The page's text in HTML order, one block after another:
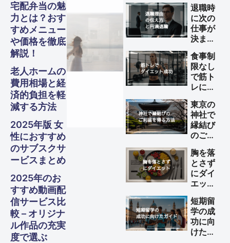
宅配弁当の魅
力とは？おす
すめメニュー
や価格を徹底
解説！
老人ホームの
費用相場と経
済的負担を軽
減する方法
2025年版 女
性におすすめ
のサブスクサ
ービスまとめ
2025年のお
すすめ動画配
信サービス比
較 – オリジナ
ル作品の充実
度で選ぶ
ガジェ
ット
スピリ
チュア
ル
ビジネ
ス
ファイ
ナンス
メ・フ
ード
旅行
美容・
健康
Other
ガジェ
ット
スピリ
チュア
ル
ビジネ
ス
ファイ
ナンス
メ・フ
ード
旅行
美容・
健康
Other
ガジェ
ット
スピリ
チュア
ル
ビジネ
ス
ファイ
ナンス
メ・フ
ード
旅行
美容・
健康
Other
退職時
に次の
仕事が
決まっ
い理由
の伝え
方と円
満退職
のため
のポイ
ント
食事制
限なし
で筋ト
レによ
エット
を成功
させる
方法
東京の
神社で
縁結び
のご利
る方法
胸を落
とさず
にダイ
エット
法
短期留
学の成
功に向
けた完